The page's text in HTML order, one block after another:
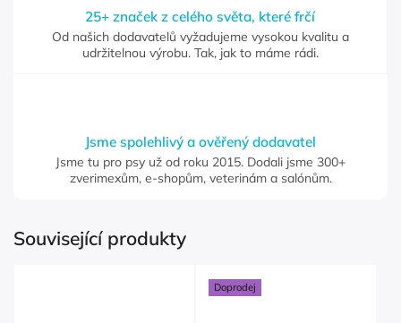
25+ značek z celého světa, které frčí
Od našich dodavatelů vyžadujeme vysokou kvalitu a
udržitelnou výrobu. Tak, jak to máme rádi.
Jsme spolehlivý a ověřený dodavatel
Jsme tu pro psy už od roku 2015. Dodali jsme 300+
zverimexům, e-shopům, veterinám a salónům.
Související produkty
Doprodej